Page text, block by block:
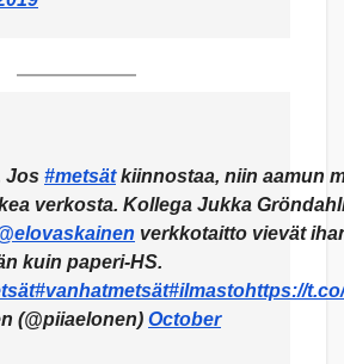
Jos #metsätkiinnostaa, niin aamun
verkosta. Kollega Jukka
verkkotaitto vievät
kuin paperi-HS.
#vanhatmetsät#ilmastohttps://
(@piiaelonen) October